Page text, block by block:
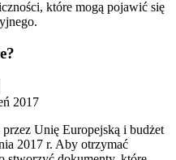
które mogą pojawić się
2017
Unię Europejską i budżet
2017 r. Aby otrzymać